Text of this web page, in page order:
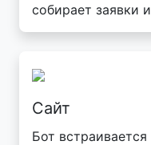
собирает заявки
Сайт
Бот